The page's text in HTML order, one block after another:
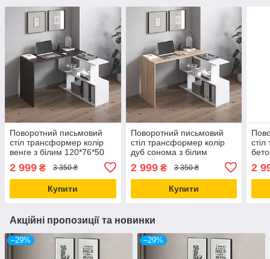
Поворотний письмовий
стіл трансформер колір
венге з білим 120*76*50
2 999 ₴ 3 350 ₴
Купити
Поворотний письмовий
стіл трансформер колір
дуб сонома з білим
2 999₴ 3 350 ₴
Купити
2
Акційні пропозиції та новинки
–29% –29%